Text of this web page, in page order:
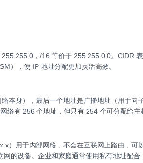
，/16 等价于 255.255.0.0。CIDR
），使 IP 地址分配更加灵活高效。
本身），最后一个地址是广播地址（用于向
络有 256 个地址，但只有 254 个可分配给主
）用于内部网络，不会在互联网上路由，可
的设备。企业和家庭通常使用私有地址配合